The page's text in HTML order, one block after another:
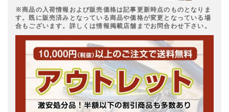
※商品の入荷情報および販売価格は記事更新時点のものとなりま
す。既に販売済みとなっている商品や価格が変更となっている場
合もございます。詳しくは情報掲載店舗までお問合わせ下さい。